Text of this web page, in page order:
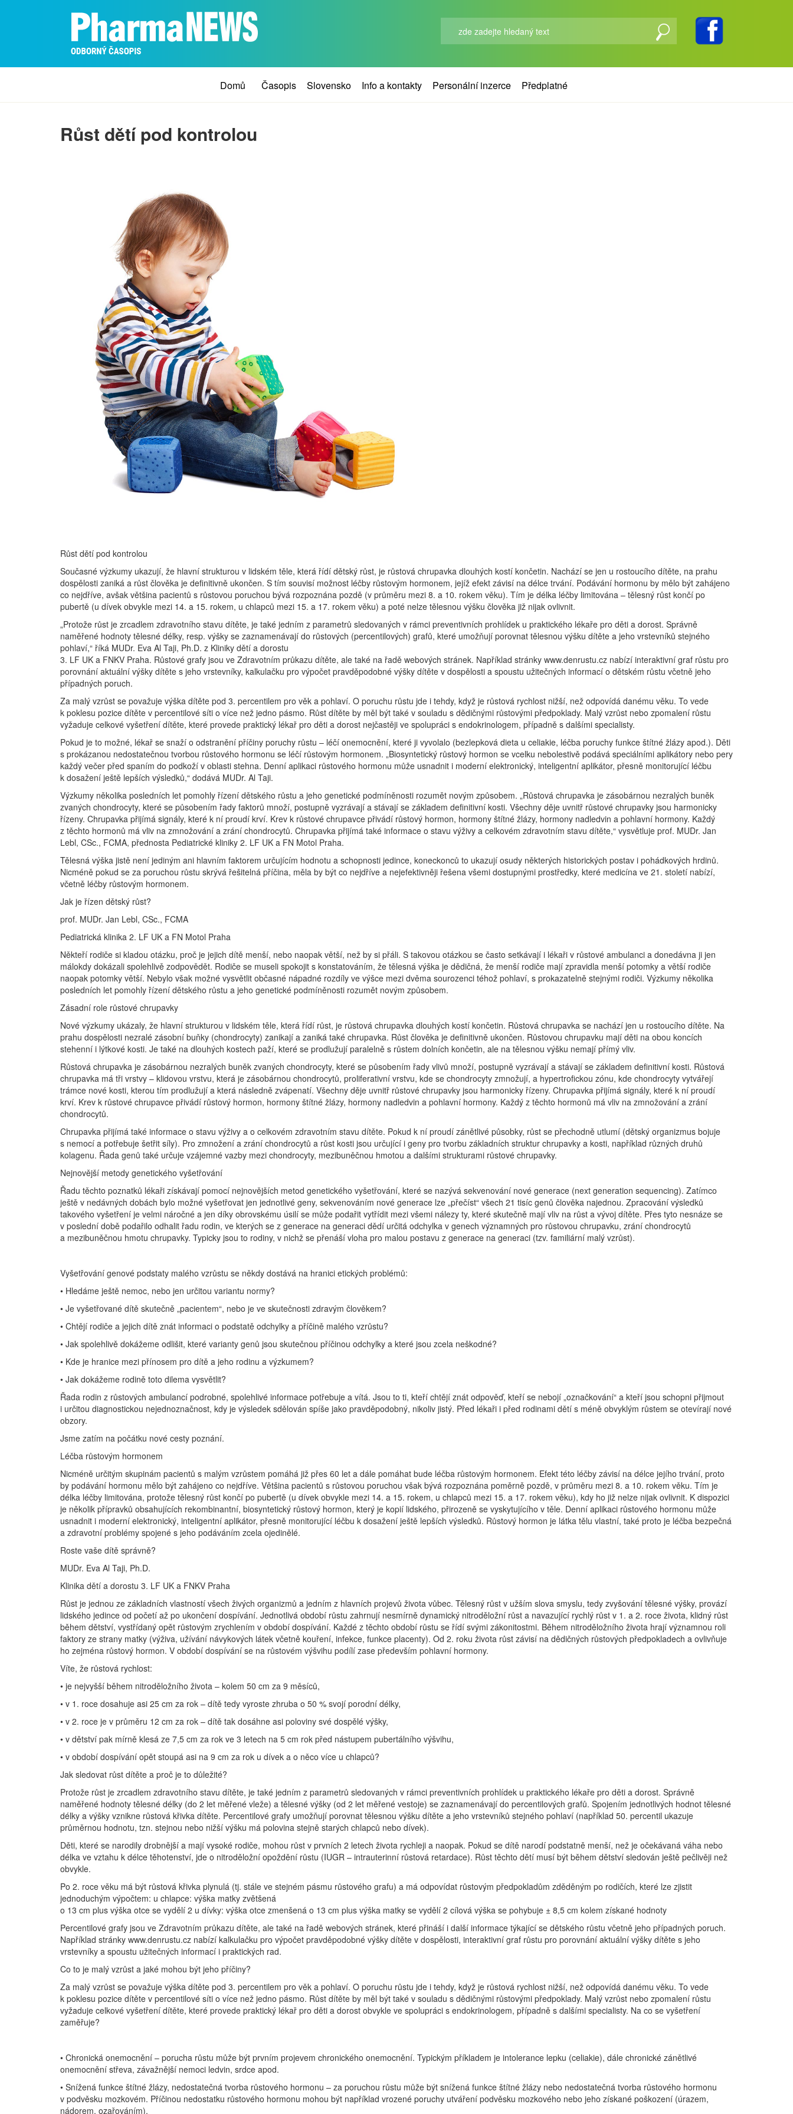
Domů Časopis Slovensko Info a kontakty Personální inzerce Předplatné
Růst dětí pod kontrolou
Růst dětí pod kontrolou
Současné výzkumy ukazují, že hlavní strukturou v lidském těle, která řídí dětský růst, je růstová chrupavka dlouhých kostí končetin. Nachází se jen u rostoucího dítěte, na prahu
dospělosti zaniká a růst člověka je definitivně ukončen. S tím souvisí možnost léčby růstovým hormonem, jejíž efekt závisí na délce trvání. Podávání hormonu by mělo být zahájeno
co nejdříve, avšak většina pacientů s růstovou poruchou bývá rozpoznána pozdě (v průměru mezi 8. a 10. rokem věku). Tím je délka léčby limitována – tělesný růst končí po
pubertě (u dívek obvykle mezi 14. a 15. rokem, u chlapců mezi 15. a 17. rokem věku) a poté nelze tělesnou výšku člověka již nijak ovlivnit.
„Protože růst je zrcadlem zdravotního stavu dítěte, je také jedním z parametrů sledovaných v rámci preventivních prohlídek u praktického lékaře pro děti a dorost. Správně
naměřené hodnoty tělesné délky, resp. výšky se zaznamenávají do růstových (percentilových) grafů, které umožňují porovnat tělesnou výšku dítěte a jeho vrstevníků stejného
pohlaví,“ říká MUDr. Eva Al Taji, Ph.D. z Kliniky dětí a dorostu
3. LF UK a FNKV Praha. Růstové grafy jsou ve Zdravotním průkazu dítěte, ale také na řadě webových stránek. Například stránky www.denrustu.cz nabízí interaktivní graf růstu pro
porovnání aktuální výšky dítěte s jeho vrstevníky, kalkulačku pro výpočet pravděpodobné výšky dítěte v dospělosti a spoustu užitečných informací o dětském růstu včetně jeho
případných poruch.
Za malý vzrůst se považuje výška dítěte pod 3. percentilem pro věk a pohlaví. O poruchu růstu jde i tehdy, když je růstová rychlost nižší, než odpovídá danému věku. To vede
k poklesu pozice dítěte v percentilové síti o více než jedno pásmo. Růst dítěte by měl být také v souladu s dědičnými růstovými předpoklady. Malý vzrůst nebo zpomalení růstu
vyžaduje celkové vyšetření dítěte, které provede praktický lékař pro děti a dorost nejčastěji ve spolupráci s endokrinologem, případně s dalšími specialisty.
Pokud je to možné, lékař se snaží o odstranění příčiny poruchy růstu – léčí onemocnění, které ji vyvolalo (bezlepková dieta u celiakie, léčba poruchy funkce štítné žlázy apod.). Děti
s prokázanou nedostatečnou tvorbou růstového hormonu se léčí růstovým hormonem. „Biosyntetický růstový hormon se vcelku nebolestivě podává speciálními aplikátory nebo pery
každý večer před spaním do podkoží v oblasti stehna. Denní aplikaci růstového hormonu může usnadnit i moderní elektronický, inteligentní aplikátor, přesně monitorující léčbu
k dosažení ještě lepších výsledků,“ dodává MUDr. Al Taji.
Výzkumy několika posledních let pomohly řízení dětského růstu a jeho genetické podmíněnosti rozumět novým způsobem. „Růstová chrupavka je zásobárnou nezralých buněk
zvaných chondrocyty, které se působením řady faktorů množí, postupně vyzrávají a stávají se základem definitivní kosti. Všechny děje uvnitř růstové chrupavky jsou harmonicky
řízeny. Chrupavka přijímá signály, které k ní proudí krví. Krev k růstové chrupavce přivádí růstový hormon, hormony štítné žlázy, hormony nadledvin a pohlavní hormony. Každý
z těchto hormonů má vliv na zmnožování a zrání chondrocytů. Chrupavka přijímá také informace o stavu výživy a celkovém zdravotním stavu dítěte,“ vysvětluje prof. MUDr. Jan
Lebl, CSc., FCMA, přednosta Pediatrické kliniky 2. LF UK a FN Motol Praha.
Tělesná výška jistě není jediným ani hlavním faktorem určujícím hodnotu a schopnosti jedince, koneckonců to ukazují osudy některých historických postav i pohádkových hrdinů.
Nicméně pokud se za poruchou růstu skrývá řešitelná příčina, měla by být co nejdříve a nejefektivněji řešena všemi dostupnými prostředky, které medicína ve 21. století nabízí,
včetně léčby růstovým hormonem.
Jak je řízen dětský růst?
prof. MUDr. Jan Lebl, CSc., FCMA
Pediatrická klinika 2. LF UK a FN Motol Praha
Někteří rodiče si kladou otázku, proč je jejich dítě menší, nebo naopak větší, než by si přáli. S takovou otázkou se často setkávají i lékaři v růstové ambulanci a donedávna ji jen
málokdy dokázali spolehlivě zodpovědět. Rodiče se museli spokojit s konstatováním, že tělesná výška je dědičná, že menší rodiče mají zpravidla menší potomky a větší rodiče
naopak potomky větší. Nebylo však možné vysvětlit občasné nápadné rozdíly ve výšce mezi dvěma sourozenci téhož pohlaví, s prokazatelně stejnými rodiči. Výzkumy několika
posledních let pomohly řízení dětského růstu a jeho genetické podmíněnosti rozumět novým způsobem.
Zásadní role růstové chrupavky
Nové výzkumy ukázaly, že hlavní strukturou v lidském těle, která řídí růst, je růstová chrupavka dlouhých kostí končetin. Růstová chrupavka se nachází jen u rostoucího dítěte. Na
prahu dospělosti nezralé zásobní buňky (chondrocyty) zanikají a zaniká také chrupavka. Růst člověka je definitivně ukončen. Růstovou chrupavku mají děti na obou koncích
stehenní i lýtkové kosti. Je také na dlouhých kostech paží, které se prodlužují paralelně s růstem dolních končetin, ale na tělesnou výšku nemají přímý vliv.
Růstová chrupavka je zásobárnou nezralých buněk zvaných chondrocyty, které se působením řady vlivů množí, postupně vyzrávají a stávají se základem definitivní kosti. Růstová
chrupavka má tři vrstvy – klidovou vrstvu, která je zásobárnou chondrocytů, proliferativní vrstvu, kde se chondrocyty zmnožují, a hypertrofickou zónu, kde chondrocyty vytvářejí
trámce nové kosti, kterou tím prodlužují a která následně zvápenatí. Všechny děje uvnitř růstové chrupavky jsou harmonicky řízeny. Chrupavka přijímá signály, které k ní proudí
krví. Krev k růstové chrupavce přivádí růstový hormon, hormony štítné žlázy, hormony nadledvin a pohlavní hormony. Každý z těchto hormonů má vliv na zmnožování a zrání
chondrocytů.
Chrupavka přijímá také informace o stavu výživy a o celkovém zdravotním stavu dítěte. Pokud k ní proudí zánětlivé působky, růst se přechodně utlumí (dětský organizmus bojuje
s nemocí a potřebuje šetřit síly). Pro zmnožení a zrání chondrocytů a růst kosti jsou určující i geny pro tvorbu základních struktur chrupavky a kosti, například různých druhů
kolagenu. Řada genů také určuje vzájemné vazby mezi chondrocyty, mezibuněčnou hmotou a dalšími strukturami růstové chrupavky.
Nejnovější metody genetického vyšetřování
Řadu těchto poznatků lékaři získávají pomocí nejnovějších metod genetického vyšetřování, které se nazývá sekvenování nové generace (next generation sequencing). Zatímco
ještě v nedávných dobách bylo možné vyšetřovat jen jednotlivé geny, sekvenováním nové generace lze „přečíst“ všech 21 tisíc genů člověka najednou. Zpracování výsledků
takového vyšetření je velmi náročné a jen díky obrovskému úsilí se může podařit vytřídit mezi všemi nálezy ty, které skutečně mají vliv na růst a vývoj dítěte. Přes tyto nesnáze se
v poslední době podařilo odhalit řadu rodin, ve kterých se z generace na generaci dědí určitá odchylka v genech významných pro růstovou chrupavku, zrání chondrocytů
a mezibuněčnou hmotu chrupavky. Typicky jsou to rodiny, v nichž se přenáší vloha pro malou postavu z generace na generaci (tzv. familiární malý vzrůst).
Vyšetřování genové podstaty malého vzrůstu se někdy dostává na hranici etických problémů:
• Hledáme ještě nemoc, nebo jen určitou variantu normy?
• Je vyšetřované dítě skutečně „pacientem“, nebo je ve skutečnosti zdravým člověkem?
• Chtějí rodiče a jejich dítě znát informaci o podstatě odchylky a příčině malého vzrůstu?
• Jak spolehlivě dokážeme odlišit, které varianty genů jsou skutečnou příčinou odchylky a které jsou zcela neškodné?
• Kde je hranice mezi přínosem pro dítě a jeho rodinu a výzkumem?
• Jak dokážeme rodině toto dilema vysvětlit?
Řada rodin z růstových ambulancí podrobné, spolehlivé informace potřebuje a vítá. Jsou to ti, kteří chtějí znát odpověď, kteří se nebojí „označkování“ a kteří jsou schopni přijmout
i určitou diagnostickou nejednoznačnost, kdy je výsledek sdělován spíše jako pravděpodobný, nikoliv jistý. Před lékaři i před rodinami dětí s méně obvyklým růstem se otevírají nové
obzory.
Jsme zatím na počátku nové cesty poznání.
Léčba růstovým hormonem
Nicméně určitým skupinám pacientů s malým vzrůstem pomáhá již přes 60 let a dále pomáhat bude léčba růstovým hormonem. Efekt této léčby závisí na délce jejího trvání, proto
by podávání hormonu mělo být zahájeno co nejdříve. Většina pacientů s růstovou poruchou však bývá rozpoznána poměrně pozdě, v průměru mezi 8. a 10. rokem věku. Tím je
délka léčby limitována, protože tělesný růst končí po pubertě (u dívek obvykle mezi 14. a 15. rokem, u chlapců mezi 15. a 17. rokem věku), kdy ho již nelze nijak ovlivnit. K dispozici
je několik přípravků obsahujících rekombinantní, biosyntetický růstový hormon, který je kopií lidského, přirozeně se vyskytujícího v těle. Denní aplikaci růstového hormonu může
usnadnit i moderní elektronický, inteligentní aplikátor, přesně monitorující léčbu k dosažení ještě lepších výsledků. Růstový hormon je látka tělu vlastní, také proto je léčba bezpečná
a zdravotní problémy spojené s jeho podáváním zcela ojedinělé.
Roste vaše dítě správně?
MUDr. Eva Al Taji, Ph.D.
Klinika dětí a dorostu 3. LF UK a FNKV Praha
Růst je jednou ze základních vlastností všech živých organizmů a jedním z hlavních projevů života vůbec. Tělesný růst v užším slova smyslu, tedy zvyšování tělesné výšky, provází
lidského jedince od početí až po ukončení dospívání. Jednotlivá období růstu zahrnují nesmírně dynamický nitroděložní růst a navazující rychlý růst v 1. a 2. roce života, klidný růst
během dětství, vystřídaný opět růstovým zrychlením v období dospívání. Každé z těchto období růstu se řídí svými zákonitostmi. Během nitroděložního života hrají významnou roli
faktory ze strany matky (výživa, užívání návykových látek včetně kouření, infekce, funkce placenty). Od 2. roku života růst závisí na dědičných růstových předpokladech a ovlivňuje
ho zejména růstový hormon. V období dospívání se na růstovém výšvihu podílí zase především pohlavní hormony.
Víte, že růstová rychlost:
• je nejvyšší během nitroděložního života – kolem 50 cm za 9 měsíců,
• v 1. roce dosahuje asi 25 cm za rok – dítě tedy vyroste zhruba o 50 % svojí porodní délky,
• v 2. roce je v průměru 12 cm za rok – dítě tak dosáhne asi poloviny své dospělé výšky,
• v dětství pak mírně klesá ze 7,5 cm za rok ve 3 letech na 5 cm rok před nástupem pubertálního výšvihu,
• v období dospívání opět stoupá asi na 9 cm za rok u dívek a o něco více u chlapců?
Jak sledovat růst dítěte a proč je to důležité?
Protože růst je zrcadlem zdravotního stavu dítěte, je také jedním z parametrů sledovaných v rámci preventivních prohlídek u praktického lékaře pro děti a dorost. Správně
naměřené hodnoty tělesné délky (do 2 let měřené vleže) a tělesné výšky (od 2 let měřené vestoje) se zaznamenávají do percentilových grafů. Spojením jednotlivých hodnot tělesné
délky a výšky vznikne růstová křivka dítěte. Percentilové grafy umožňují porovnat tělesnou výšku dítěte a jeho vrstevníků stejného pohlaví (například 50. percentil ukazuje
průměrnou hodnotu, tzn. stejnou nebo nižší výšku má polovina stejně starých chlapců nebo dívek).
Děti, které se narodily drobnější a mají vysoké rodiče, mohou růst v prvních 2 letech života rychleji a naopak. Pokud se dítě narodí podstatně menší, než je očekávaná váha nebo
délka ve vztahu k délce těhotenství, jde o nitroděložní opoždění růstu (IUGR – intrauterinní růstová retardace). Růst těchto dětí musí být během dětství sledován ještě pečlivěji než
obvykle.
Po 2. roce věku má být růstová křivka plynulá (tj. stále ve stejném pásmu růstového grafu) a má odpovídat růstovým předpokladům zděděným po rodičích, které lze zjistit
jednoduchým výpočtem: u chlapce: výška matky zvětšená
o 13 cm plus výška otce se vydělí 2 u dívky: výška otce zmenšená o 13 cm plus výška matky se vydělí 2 cílová výška se pohybuje ± 8,5 cm kolem získané hodnoty
Percentilové grafy jsou ve Zdravotním průkazu dítěte, ale také na řadě webových stránek, které přináší i další informace týkající se dětského růstu včetně jeho případných poruch.
Například stránky www.denrustu.cz nabízí kalkulačku pro výpočet pravděpodobné výšky dítěte v dospělosti, interaktivní graf růstu pro porovnání aktuální výšky dítěte s jeho
vrstevníky a spoustu užitečných informací i praktických rad.
Co to je malý vzrůst a jaké mohou být jeho příčiny?
Za malý vzrůst se považuje výška dítěte pod 3. percentilem pro věk a pohlaví. O poruchu růstu jde i tehdy, když je růstová rychlost nižší, než odpovídá danému věku. To vede
k poklesu pozice dítěte v percentilové síti o více než jedno pásmo. Růst dítěte by měl být také v souladu s dědičnými růstovými předpoklady. Malý vzrůst nebo zpomalení růstu
vyžaduje celkové vyšetření dítěte, které provede praktický lékař pro děti a dorost obvykle ve spolupráci s endokrinologem, případně s dalšími specialisty. Na co se vyšetření
zaměřuje?
• Chronická onemocnění – porucha růstu může být prvním projevem chronického onemocnění. Typickým příkladem je intolerance lepku (celiakie), dále chronické zánětlivé
onemocnění střeva, závažnější nemoci ledvin, srdce apod.
• Snížená funkce štítné žlázy, nedostatečná tvorba růstového hormonu – za poruchou růstu může být snížená funkce štítné žlázy nebo nedostatečná tvorba růstového hormonu
v podvěsku mozkovém. Příčinou nedostatku růstového hormonu mohou být například vrozené poruchy utváření podvěsku mozkového nebo jeho získané poškození (úrazem,
nádorem, ozařováním).